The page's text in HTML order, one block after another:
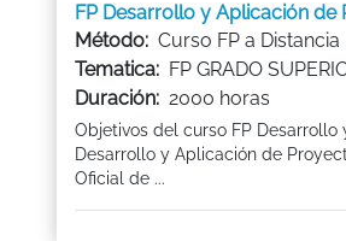
FP Desarrollo y Aplicación
Método: Curso FP a Distancia
Tematica: FP GRADO
Duración: 2000 horas
Objetivos del curso FP
Desarrollo y Aplicación de
Oficial de ...